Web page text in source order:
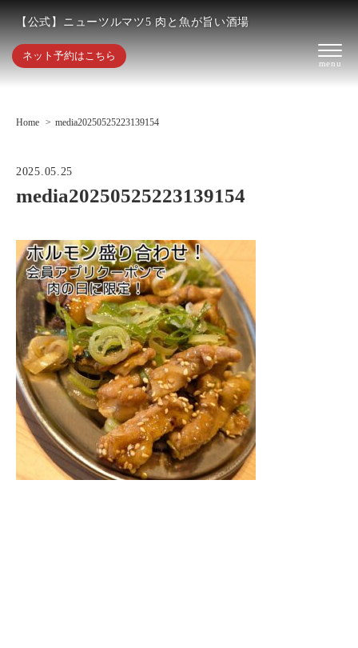
【公式】ニューツルマツ5 肉と魚が旨い酒場
ネット予約はこちら
Home media20250525223139154
2025.05.25
media20250525223139154